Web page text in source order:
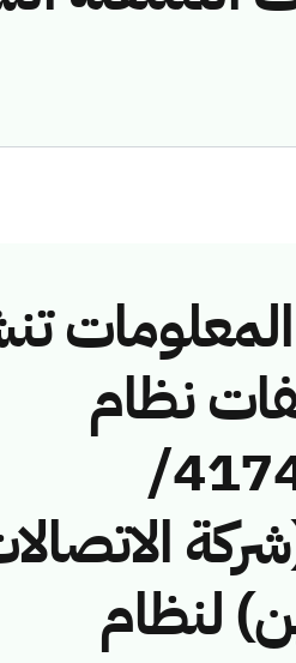
نظام
الاتصالات رقم (41744213/
(شركة
لنظام